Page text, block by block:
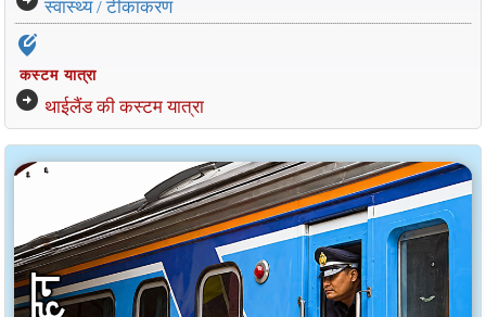
स्वास्थ्य / टीकाकरण
edit_location_alt
कस्टम यात्रा
arrow_circle_right थाईलैंड की कस्टम यात्रा